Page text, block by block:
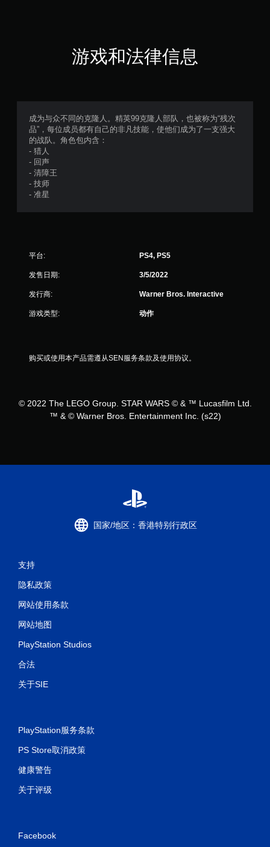
游戏和法律信息
成为与众不同的克隆人。精英99克隆人部队，也被称为“残次
品”，每位成员都有自己的非凡技能，使他们成为了一支强大
的战队。角色包内含：
- 猎人
- 回声
- 清障王
- 技师
- 准星
平台: PS4, PS5
发售日期: 3/5/2022
发行商: Warner Bros. Interactive
游戏类型: 动作
购买或使用本产品需遵从SEN服务条款及使用协议。
© 2022 The LEGO Group. STAR WARS © & ™ Lucasfilm Ltd.
™ & © Warner Bros. Entertainment Inc. (s22)
国家/地区：香港特别行政区
支持
隐私政策
网站使用条款
网站地图
PlayStation Studios
合法
关于SIE
PlayStation服务条款
PS Store取消政策
健康警告
关于评级
Facebook